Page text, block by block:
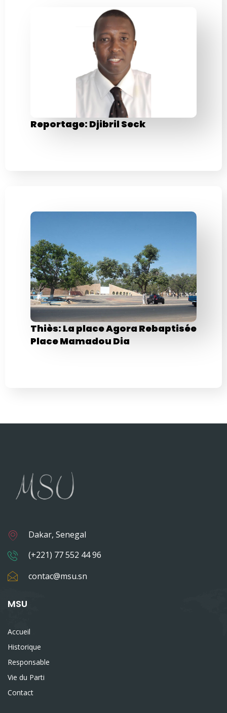
Reportage: Djibril Seck
Thiès: La place Agora Rebaptisée
Place Mamadou Dia
Dakar, Senegal
(+221) 77 552 44 96
contac@msu.sn
MSU
Accueil
Historique
Responsable
Vie du Parti
Contact